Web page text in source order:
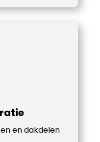
en dakdelen